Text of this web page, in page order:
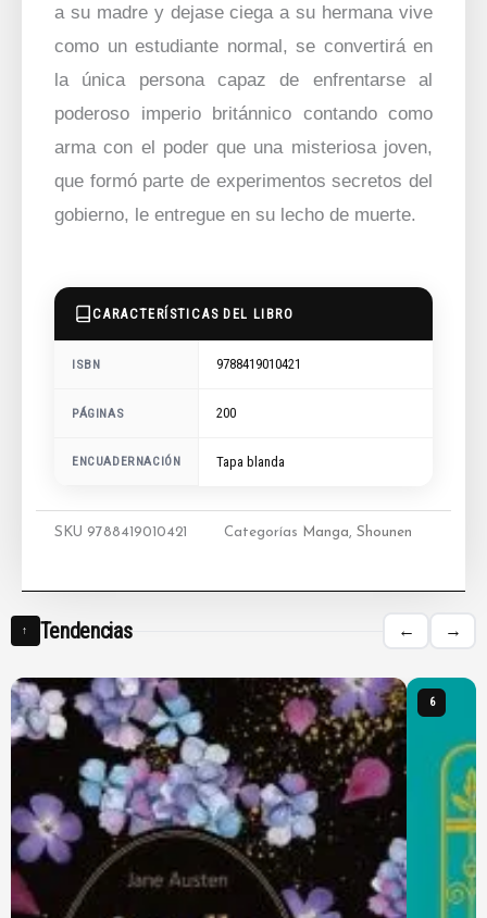
a su madre y dejase ciega a su hermana vive
como un estudiante normal, se convertirá en
la única persona capaz de enfrentarse al
poderoso imperio británnico contando como
arma con el poder que una misteriosa joven,
que formó parte de experimentos secretos del
gobierno, le entregue en su lecho de muerte.
CARACTERÍSTICAS DEL LIBRO
ISBN 9788419010421
PÁGINAS 200
ENCUADERNACIÓN Tapa blanda
SKU 9788419010421 Categorías Manga, Shounen
↑ Tendencias ← →
6